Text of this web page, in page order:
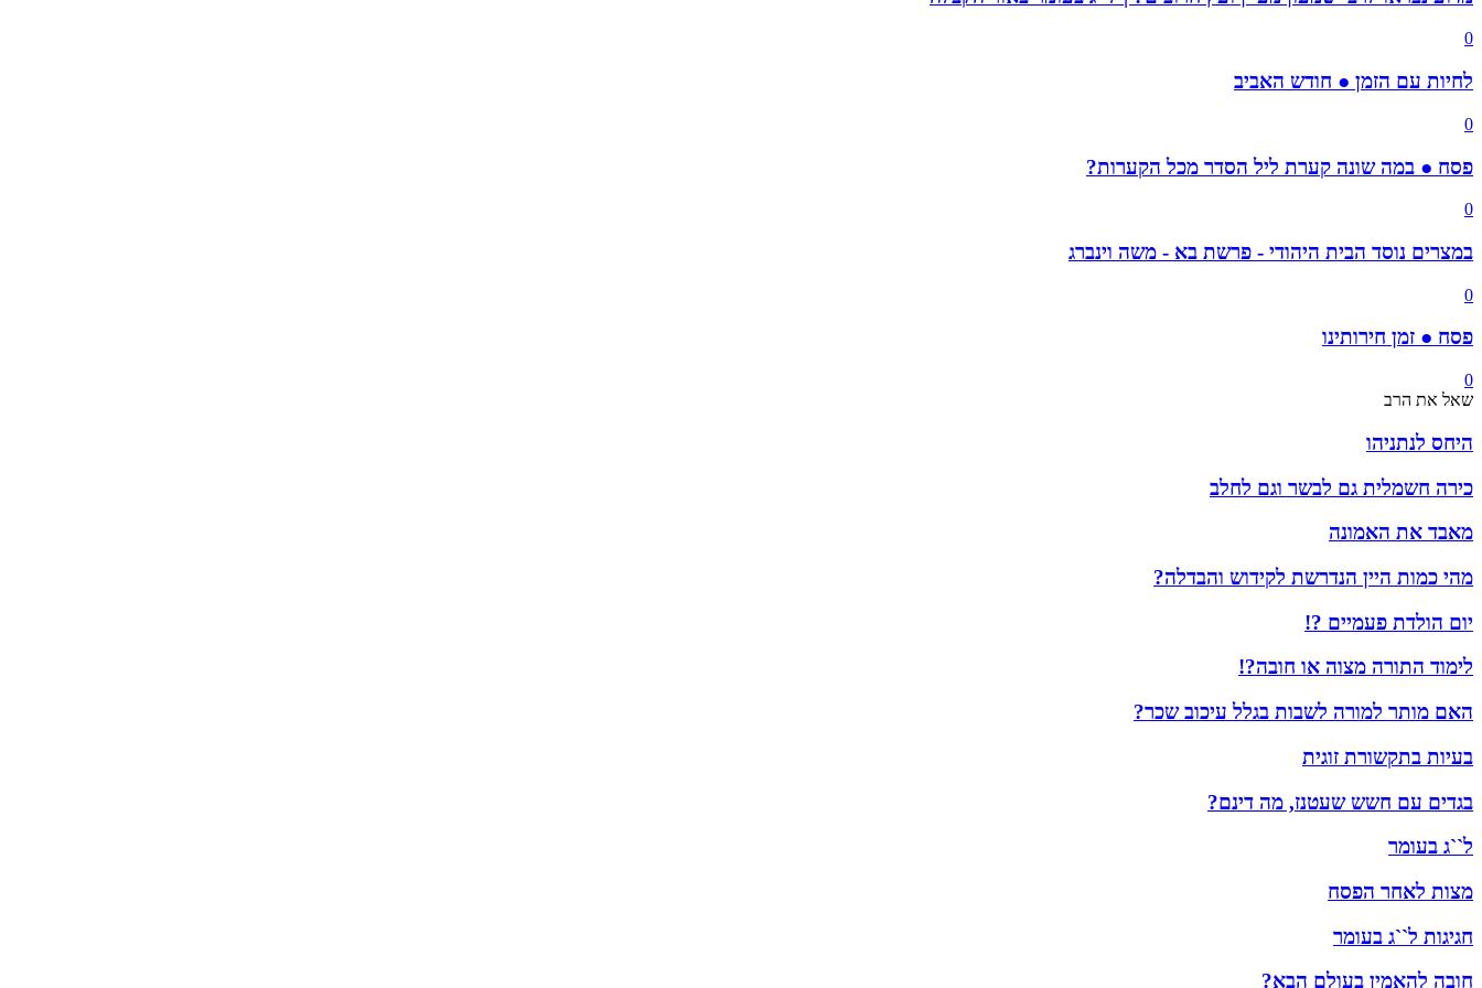
0
לחיות עם הזמן ● חודש האביב
0
פסח ● במה שונה קערת ליל הסדר מכל הקערות?
0
במצרים נוסד הבית היהודי - פרשת בא - משה וינברג
0
פסח ● זמן חירותינו
0
שאל את הרב
היחס לנתניהו
כירה חשמלית גם לבשר וגם לחלב
מאבד את האמונה
מהי כמות היין הנדרשת לקידוש והבדלה?
יום הולדת פעמיים ?!
לימוד התורה מצוה או חובה?!
האם מותר למורה לשבות בגלל עיכוב שכר?
בעיות בתקשורת זוגית
בגדים עם חשש שעטנז, מה דינם?
ל``ג בעומר
מצות לאחר הפסח
חגיגות ל``ג בעומר
חובה להאמין בעולם הבא?